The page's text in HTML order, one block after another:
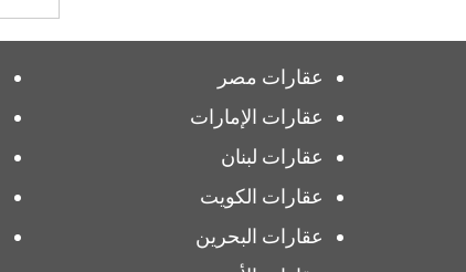
عقارات مصر
عقارات الإمارات
عقارات لبنان
عقارات الكويت
عقارات البحرين